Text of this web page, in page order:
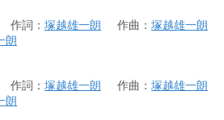
作詞 ： 塚越雄一朗 作曲 ： 塚越雄一朗
朗
作詞 ： 塚越雄一朗 作曲 ： 塚越雄一朗
朗